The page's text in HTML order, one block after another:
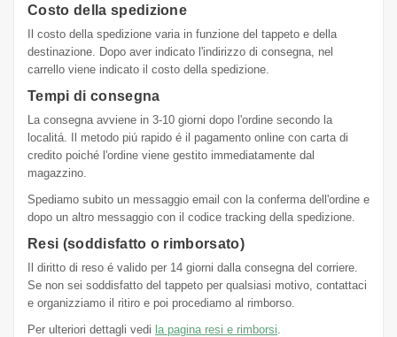
Costo della spedizione
Il costo della spedizione varia in funzione del tappeto e della
destinazione. Dopo aver indicato l'indirizzo di consegna, nel
carrello viene indicato il costo della spedizione.
Tempi di consegna
La consegna avviene in 3-10 giorni dopo l'ordine secondo la
localitá. Il metodo piú rapido é il pagamento online con carta di
credito poiché l'ordine viene gestito immediatamente dal
magazzino.
Spediamo subito un messaggio email con la conferma dell'ordine e
dopo un altro messaggio con il codice tracking della spedizione.
Resi (soddisfatto o rimborsato)
Il diritto di reso é valido per 14 giorni dalla consegna del corriere.
Se non sei soddisfatto del tappeto per qualsiasi motivo, contattaci
e organizziamo il ritiro e poi procediamo al rimborso.
Per ulteriori dettagli vedi la pagina resi e rimborsi